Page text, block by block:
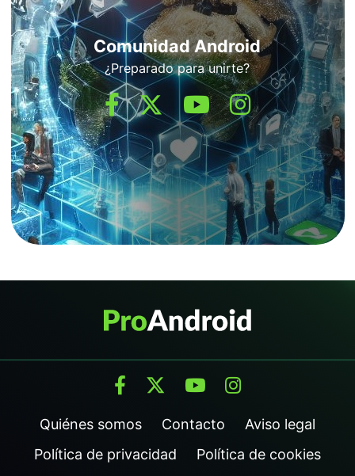
Comunidad Android
¿Preparado para unirte?
Quiénes somos Contacto
Aviso legal
Política de privacidad
Política de cookies